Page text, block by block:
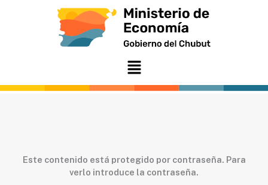
Menú
Este contenido está protegido por contraseña. Para
verlo introduce la contraseña.